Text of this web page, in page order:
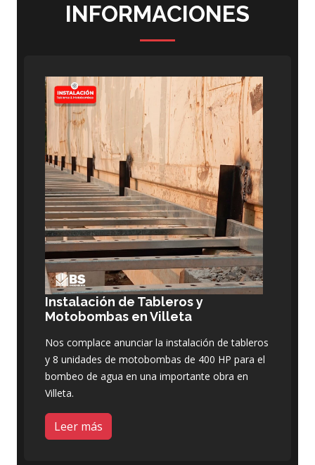
INFORMACIONES
Instalación de Tableros y
Motobombas en Villeta
Nos complace anunciar la instalación de tableros
y 8 unidades de motobombas de 400 HP para el
bombeo de agua en una importante obra en
Villeta.
Leer más